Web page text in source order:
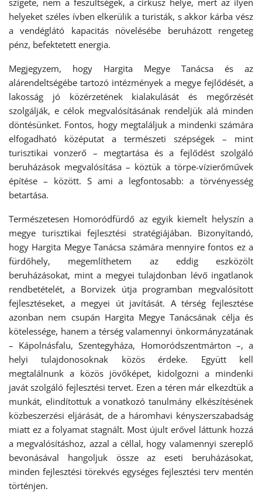
szigete, nem a feszültségek, a cirkusz helye, mert az ilyen
helyeket széles ívben elkerülik a turisták, s akkor kárba vész
a vendéglátó kapacitás növelésébe beruházott rengeteg
pénz, befektetett energia.
Megjegyzem, hogy Hargita Megye Tanácsa és az
alárendeltségébe tartozó intézmények a megye fejlődését, a
lakosság jó közérzetének kialakulását és megőrzését
szolgálják, e célok megvalósításának rendeljük alá minden
döntésünket. Fontos, hogy megtaláljuk a mindenki számára
elfogadható középutat a természeti szépségek – mint
turisztikai vonzerő – megtartása és a fejlődést szolgáló
beruházások megvalósítása – köztük a törpe-vízierőművek
építése – között. S ami a legfontosabb: a törvényesség
betartása.
Természetesen Homoródfürdő az egyik kiemelt helyszín a
megye turisztikai fejlesztési stratégiájában. Bizonyítandó,
hogy Hargita Megye Tanácsa számára mennyire fontos ez a
fürdőhely, megemlíthetem az eddig eszközölt
beruházásokat, mint a megyei tulajdonban lévő ingatlanok
rendbetételét, a Borvizek útja programban megvalósított
fejlesztéseket, a megyei út javítását. A térség fejlesztése
azonban nem csupán Hargita Megye Tanácsának célja és
kötelessége, hanem a térség valamennyi önkormányzatának
– Kápolnásfalu, Szentegyháza, Homoródszentmárton –, a
helyi tulajdonosoknak közös érdeke. Együtt kell
megtalálnunk a közös jövőképet, kidolgozni a mindenki
javát szolgáló fejlesztési tervet. Ezen a téren már elkezdtük a
munkát, elindítottuk a vonatkozó tanulmány elkészítésének
közbeszerzési eljárását, de a háromhavi kényszerszabadság
miatt ez a folyamat stagnált. Most újult erővel láttunk hozzá
a megvalósításhoz, azzal a céllal, hogy valamennyi szereplő
bevonásával hangoljuk össze az eseti beruházásokat,
minden fejlesztési törekvés egységes fejlesztési terv mentén
történjen.